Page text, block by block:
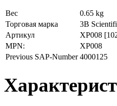
Вес
0.65 kg
Торговая марка
3B
Артикул
XP008
MPN:
XP008
Previous SAP-Number 4000125